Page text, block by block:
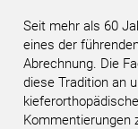
Seit mehr als 60
eines der
Abrechnung. Die
diese Tradition an
Kommentierungen